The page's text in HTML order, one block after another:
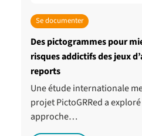
Se documenter
Des pictogrammes pour
risques addictifs des jeux
reports
Une étude internationale
projet PictoGRRed a
approche…